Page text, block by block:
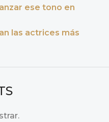
ese tono en
las actrices más